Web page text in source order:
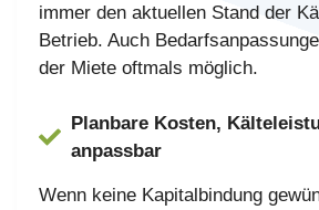
immer den aktuellen Stand der
Betrieb. Auch
der Miete oftmals möglich.
Planbare Kosten,
anpassbar
Wenn keine Kapitalbindung